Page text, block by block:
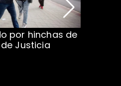
por hinchas de
Justicia